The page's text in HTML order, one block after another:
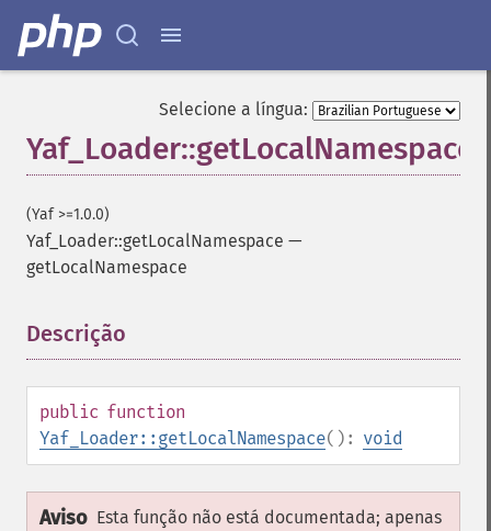
Selecione a língua:
Yaf_Loader::getLocalNamespace
(Yaf >=1.0.0)
Yaf_Loader::getLocalNamespace —
getLocalNamespace
Descrição
public function
Yaf_Loader::getLocalNamespace(): void
Aviso Esta função não está documentada; apenas